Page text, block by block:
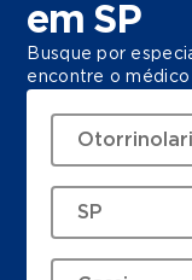
em SP
Busque por
encontre o